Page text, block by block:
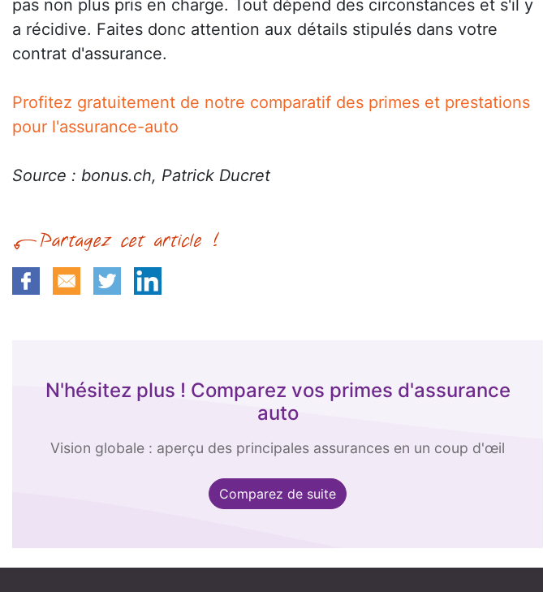
pas non plus pris en charge. Tout dépend des circonstances et s'il y
a récidive. Faites donc attention aux détails stipulés dans votre
contrat d'assurance.
Profitez gratuitement de notre comparatif des primes et prestations
pour l'assurance-auto
Source : bonus.ch, Patrick Ducret
N'hésitez plus ! Comparez vos primes d'assurance
auto
Vision globale : aperçu des principales assurances en un coup d'œil
Comparez de suite